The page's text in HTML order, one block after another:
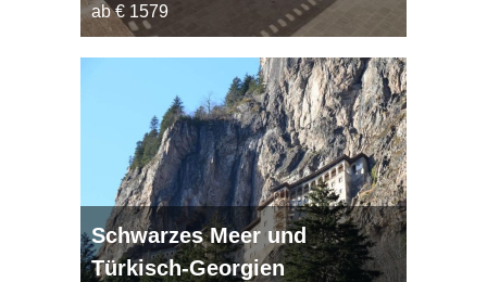
ab € 1579
Schwarzes Meer und
Türkisch-Georgien